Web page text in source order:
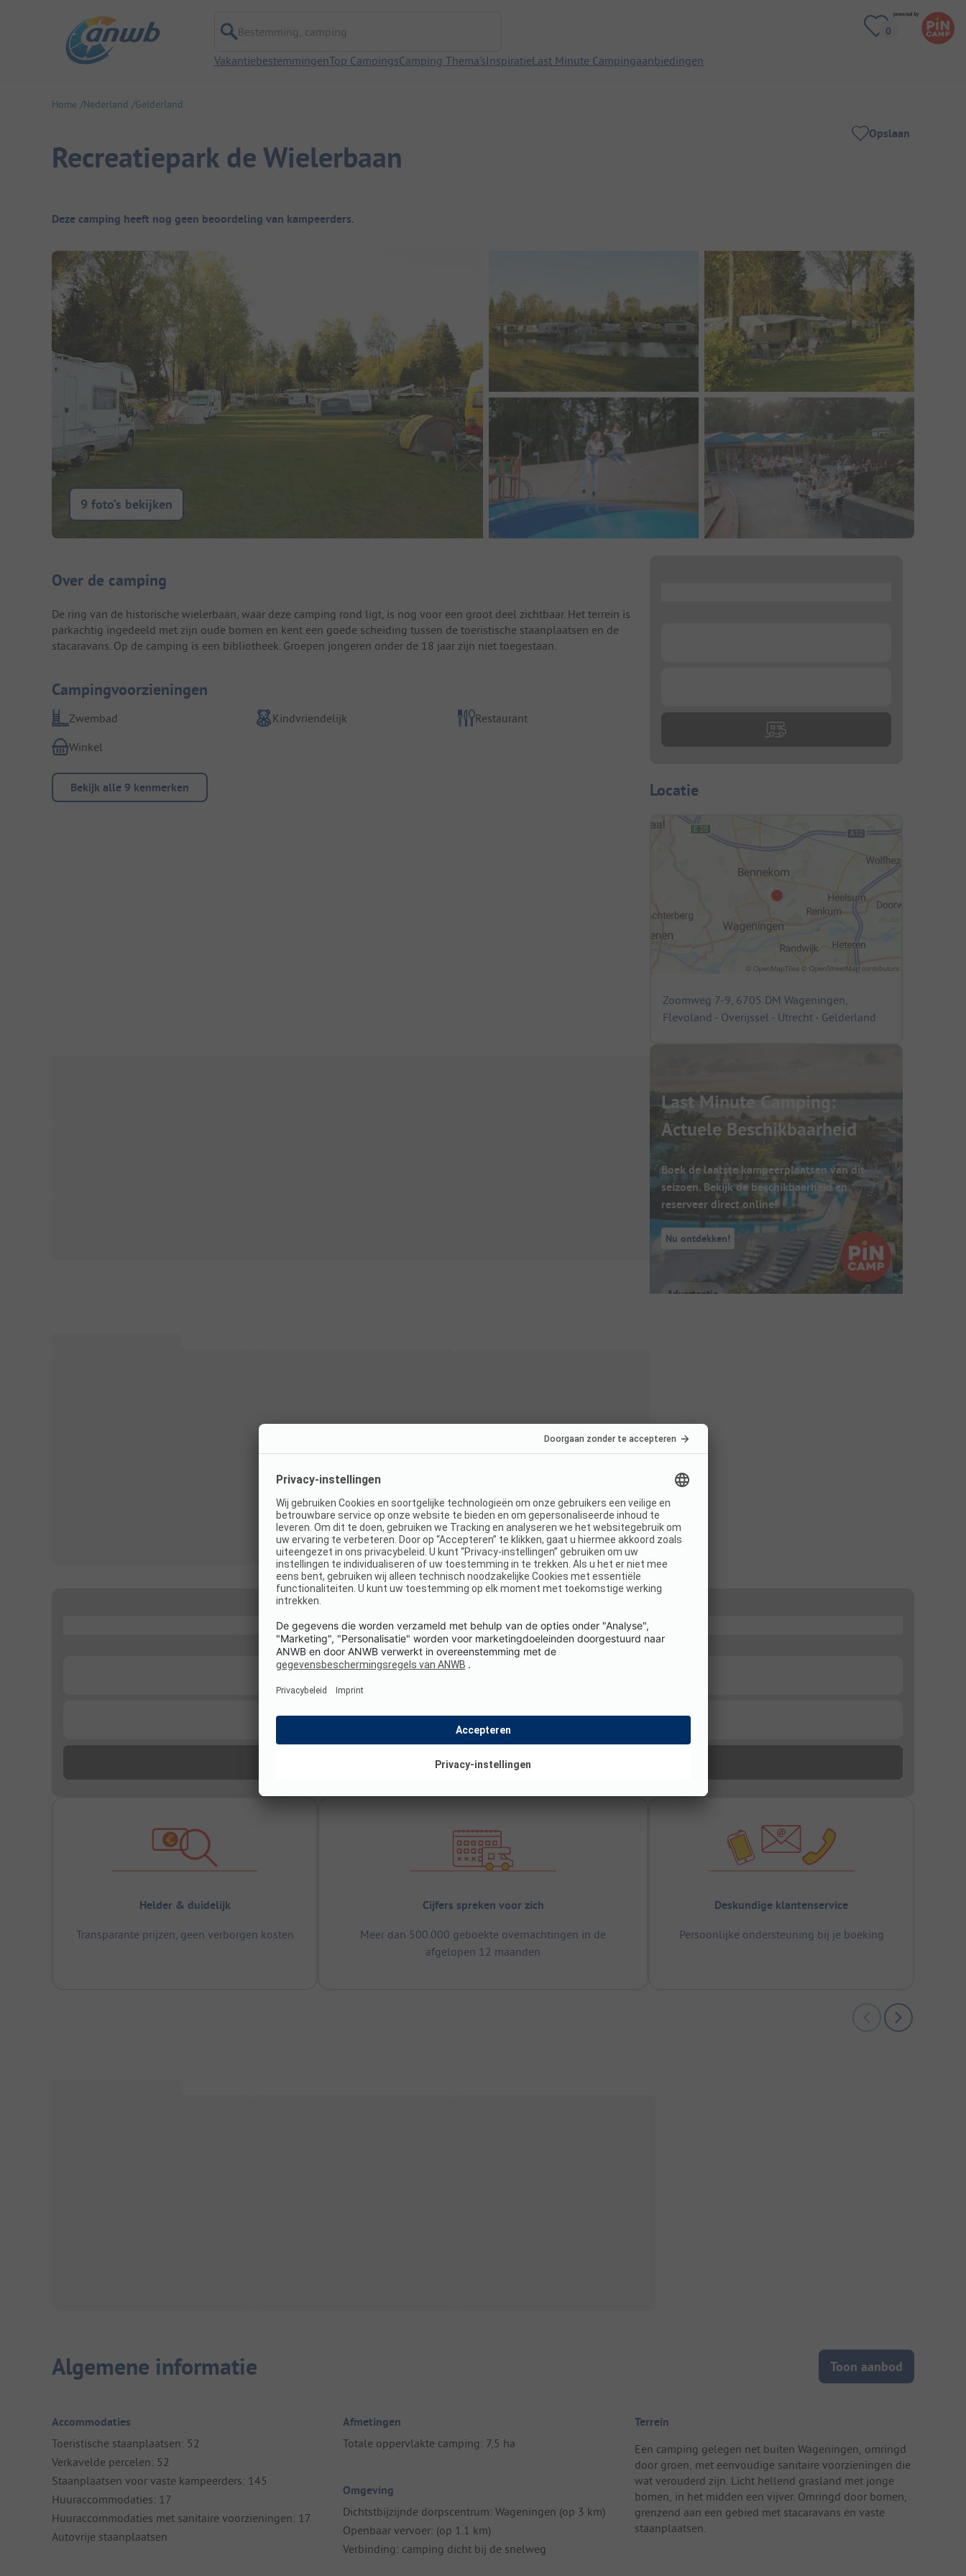
Bestemming, camping
VakantiebestemmingenTop CampingsCamping Thema'sInspiratieLast Minute Campingaanbiedingen
Home Nederland Gelderland
Recreatiepark de Wielerbaan
Opslaan
Camping overzicht
Deze camping heeft nog geen beoordeling van kampeerders.
9 foto’s bekijken
Camping introductie
Over de camping
De ring van de historische wielerbaan, waar deze camping rond ligt, is nog voor een groot deel zichtbaar. Het terrein is
parkachtig ingedeeld met zijn oude bomen en kent een goede scheiding tussen de toeristische staanplaatsen en de
stacaravans. Op de camping is een bibliotheek. Groepen jongeren onder de 18 jaar zijn niet toegestaan.
Campingvoorzieningen
Zwembad Kindvriendelijk
Restaurant
Winkel
Bekijk alle 9 kenmerken Locatie
Zoomweg 7-9, 6705 DM Wageningen,
Flevoland - Overijssel - Utrecht - Gelderland
Last Minute Camping:
Actuele Beschikbaarheid
Boek de laatste kampeerplaatsen van dit
seizoen. Bekijk de beschikbaarheid en
reserveer direct online!
Nu ontdekken!
Helder & duidelijk
Transparante prijzen, geen verborgen kosten
Cijfers spreken voor zich
Meer dan 500.000 geboekte overnachtingen in de
afgelopen 12 maanden
Deskundige klantenservice
Persoonlijke ondersteuning bij je boeking
Algemene informatie Toon aanbod
Accommodaties
Toeristische staanplaatsen: 52
Verkavelde percelen: 52
Staanplaatsen voor vaste kampeerders: 145
Huuraccommodaties: 17
Huuraccommodaties met sanitaire voorzieningen: 17
Autovrije staanplaatsen
Afmetingen
Totale oppervlakte camping: 7,5 ha
Omgeving
Dichtstbijzijnde dorpscentrum: Wageningen (op 3 km)
Openbaar vervoer: (op 1.1 km)
Verbinding: camping dicht bij de snelweg
Terrein
Een camping gelegen net buiten Wageningen, omringd
door groen, met eenvoudige sanitaire voorzieningen die
wat verouderd zijn. Licht hellend grasland met jonge
bomen, in het midden een vijver. Omringd door bomen,
grenzend aan een gebied met stacaravans en vaste
staanplaatsen.